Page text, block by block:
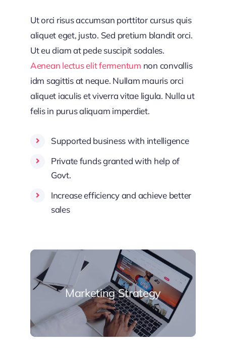
Ut orci risus accumsan porttitor cursus quis
aliquet eget, justo. Sed pretium blandit orci.
Ut eu diam at pede suscipit sodales.
Aenean lectus elit fermentum non convallis
idm sagittis at neque. Nullam mauris orci
aliquet iaculis et viverra vitae ligula. Nulla ut
felis in purus aliquam imperdiet.
Supported business with intelligence
Private funds granted with help of
Govt.
Increase efficiency and achieve better
sales
Marketing Strategy